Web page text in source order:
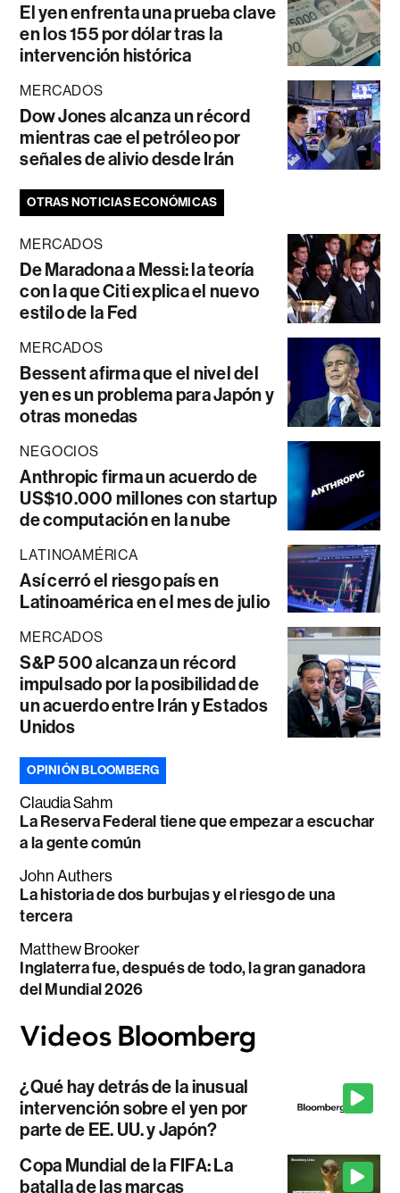
El yen enfrenta una prueba clave
en los 155 por dólar tras la
intervención histórica
MERCADOS
Dow Jones alcanza un récord
mientras cae el petróleo por
señales de alivio desde Irán
OTRAS NOTICIAS ECONÓMICAS
MERCADOS
De Maradona a Messi: la teoría
con la que Citi explica el nuevo
estilo de la Fed
MERCADOS
Bessent afirma que el nivel del
yen es un problema para Japón y
otras monedas
NEGOCIOS
Anthropic firma un acuerdo de
US$10.000 millones con startup
de computación en la nube
LATINOAMÉRICA
Así cerró el riesgo país en
Latinoamérica en el mes de julio
MERCADOS
S&P 500 alcanza un récord
impulsado por la posibilidad de
un acuerdo entre Irán y Estados
Unidos
OPINIÓN BLOOMBERG
Claudia Sahm
La Reserva Federal tiene que empezar a escuchar
a la gente común
John Authers
La historia de dos burbujas y el riesgo de una
tercera
Matthew Brooker
Inglaterra fue, después de todo, la gran ganadora
del Mundial 2026
¿Qué hay detrás de la inusual
intervención sobre el yen por
parte de EE. UU. y Japón?
Copa Mundial de la FIFA: La
batalla de las marcas